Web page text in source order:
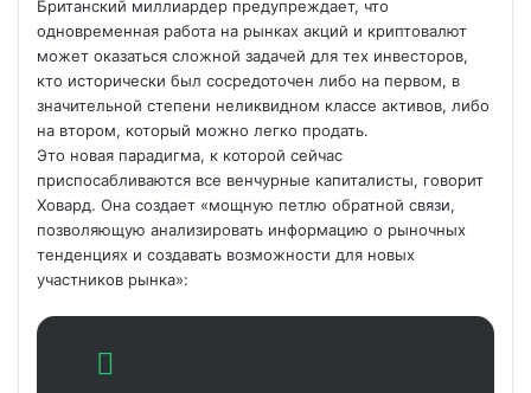
Британский миллиардер предупреждает, что
одновременная работа на рынках акций и криптовалют
может оказаться сложной задачей для тех инвесторов,
кто исторически был сосредоточен либо на первом, в
значительной степени неликвидном классе активов, либо
на втором, который можно легко продать.
Это новая парадигма, к которой сейчас
приспосабливаются все венчурные капиталисты, говорит
Ховард. Она создает «мощную петлю обратной связи,
позволяющую анализировать информацию о рыночных
тенденциях и создавать возможности для новых
участников рынка»: